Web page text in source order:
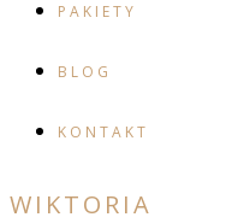
PAKIETY
BLOG
KONTAKT
WIKTORIA